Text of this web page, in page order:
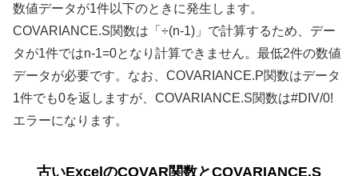
数値データが1件以下のときに発生します。
COVARIANCE.S関数は「÷(n-1)」で計算するため、デー
タが1件ではn-1=0となり計算できません。最低2件の数値
データが必要です。なお、COVARIANCE.P関数はデータ
1件でも0を返しますが、COVARIANCE.S関数は#DIV/0!
エラーになります。
古いExcelのCOVAR関数とCOVARIANCE.S